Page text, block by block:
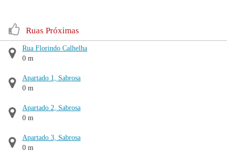
Ruas Próximas
Rua Florindo Calhelha
0 m
Apartado 1, Sabrosa
0 m
Apartado 2, Sabrosa
0 m
Apartado 3, Sabrosa
0 m